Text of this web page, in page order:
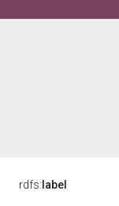
rdfs: label